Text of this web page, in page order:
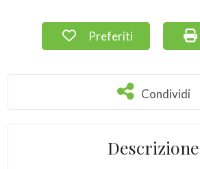
Preferiti: Cod. 142
Preferiti
Condividi
Condividi
Descrizione
Terreni